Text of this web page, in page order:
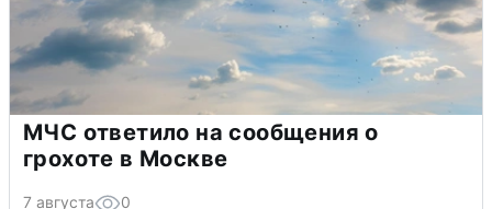
МЧС ответило на сообщения о
грохоте в Москве
7 августа 0